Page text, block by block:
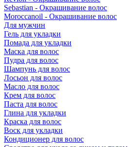
Sebastian - Окрашивание волос
Moroccanoil - Окрашивание волос
Для мужчин
Гель для укладки
Помада для укладки
Маска для волос
Пудра для волос
Шампунь для волос
Лосьон для волос
Масло для волос
Крем для волос
Паста для волос
Глина для укладки
Краска для волос
Воск для укладки
Кондиционер для волос